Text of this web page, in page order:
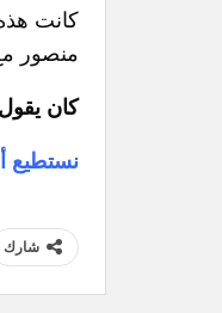
كانت
منصور
كان
نستطيع
شارك